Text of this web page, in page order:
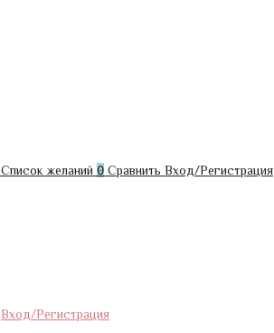
Список желаний 0 Сравнить Вход/Регистрация
Вход/Регистрация